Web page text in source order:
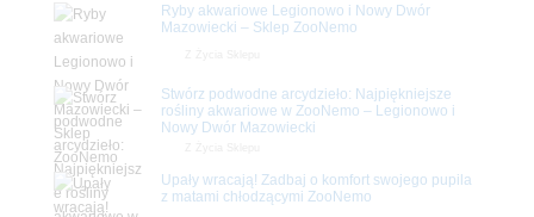
Ryby akwariowe Legionowo i Nowy Dwór
Mazowiecki – Sklep ZooNemo
Stwórz podwodne arcydzieło: Najpiękniejsze
rośliny akwariowe w ZooNemo – Legionowo i
Nowy Dwór Mazowiecki
Upały wracają! Zadbaj o komfort swojego pupila
z matami chłodzącymi ZooNemo